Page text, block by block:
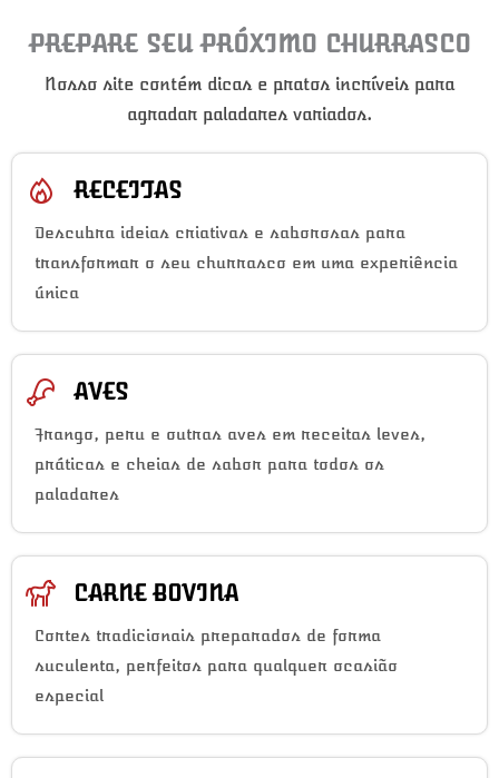
PREPARE SEU PRÓXIMO CHURRASCO
Nosso site contém dicas e pratos incríveis para
agradar paladares variados.
RECEITAS
Descubra ideias criativas e saborosas para
transformar o seu churrasco em uma experiência
única
AVES
Frango, peru e outras aves em receitas leves,
práticas e cheias de sabor para todos os
paladares
CARNE BOVINA
Cortes tradicionais preparados de forma
suculenta, perfeitos para qualquer ocasião
especial